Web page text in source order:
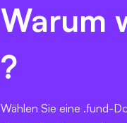
Warum
?
Wählen Sie eine .fund-